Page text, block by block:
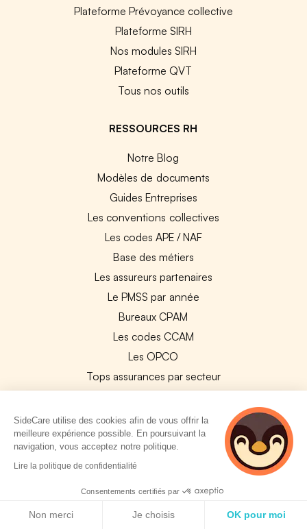
Plateforme Prévoyance collective
Plateforme SIRH
Nos modules SIRH
Plateforme QVT
Tous nos outils
RESSOURCES RH
Notre Blog
Modèles de documents
Guides Entreprises
Les conventions collectives
Les codes APE / NAF
Base des métiers
Les assureurs partenaires
Le PMSS par année
Bureaux CPAM
Les codes CCAM
Les OPCO
Tops assurances par secteur
Boîte à outils santé
Les garanties des assurances entreprises
PARTENAIRES
Assureurs Partenaires
SideCare utilise des cookies afin de vous offrir la
meilleure expérience possible. En poursuivant la
navigation, vous acceptez notre politique.
Lire la politique de confidentialité
Consentements certifiés par
Non merci Je choisis OK pour moi
2 personnes
consultent
actuellement cette